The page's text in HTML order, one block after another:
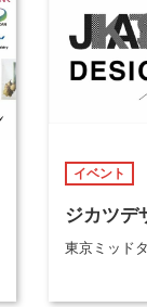
イベント
ジカツデ
東京ミッド